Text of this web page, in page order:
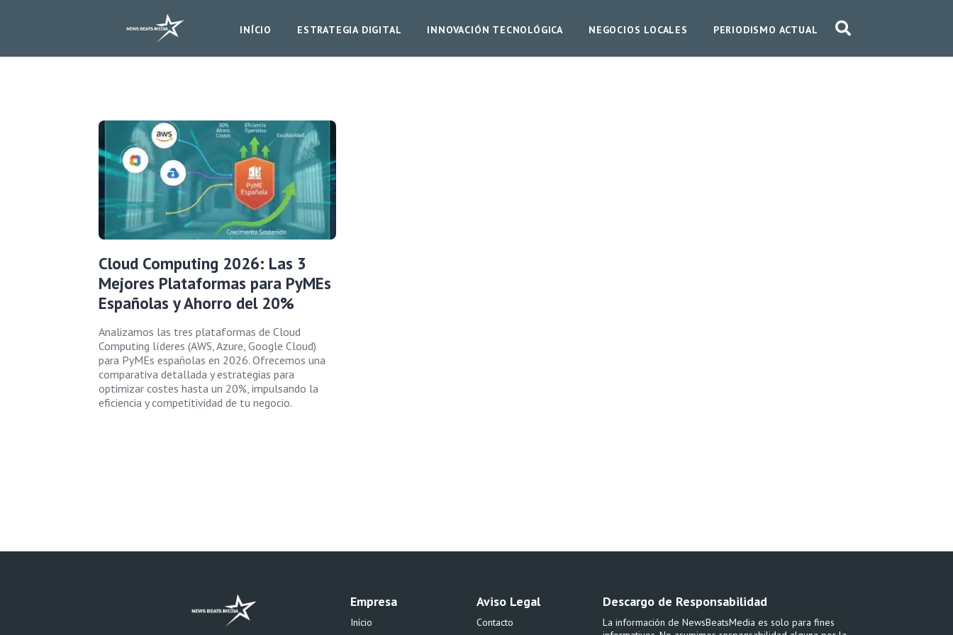
INÍCIO ESTRATEGIA DIGITAL INNOVACIÓN TECNOLÓGICA NEGOCIOS LOCALES PERIODISMO ACTUAL
Cloud Computing 2026: Las 3
Mejores Plataformas para PyMEs
Españolas y Ahorro del 20%
Analizamos las tres plataformas de Cloud
Computing líderes (AWS, Azure, Google Cloud)
para PyMEs españolas en 2026. Ofrecemos una
comparativa detallada y estrategias para
optimizar costes hasta un 20%, impulsando la
eficiencia y competitividad de tu negocio.
Empresa
Início
Aviso Legal
Contacto
Descargo de Responsabilidad
La información de NewsBeatsMedia es solo para fines